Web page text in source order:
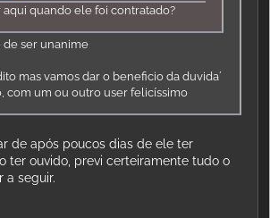
aqui quando ele foi contratado?
de ser unanime
mas vamos dar o beneficio da duvida´
com um ou outro user felicíssimo
de após poucos dias de ele ter
ter ouvido, previ certeiramente tudo o
a seguir.